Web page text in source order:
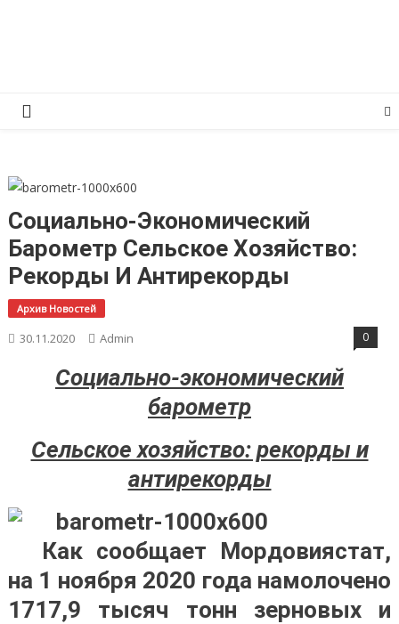
Социально-Экономический
Барометр Сельское Хозяйство:
Рекорды И Антирекорды
Архив Новостей
30.11.2020 Admin 0
Социально-экономический
барометр
Сельское хозяйство: рекорды и
антирекорды
Как сообщает Мордовиястат,
на 1 ноября 2020 года намолочено
1717,9 тысяч тонн зерновых и